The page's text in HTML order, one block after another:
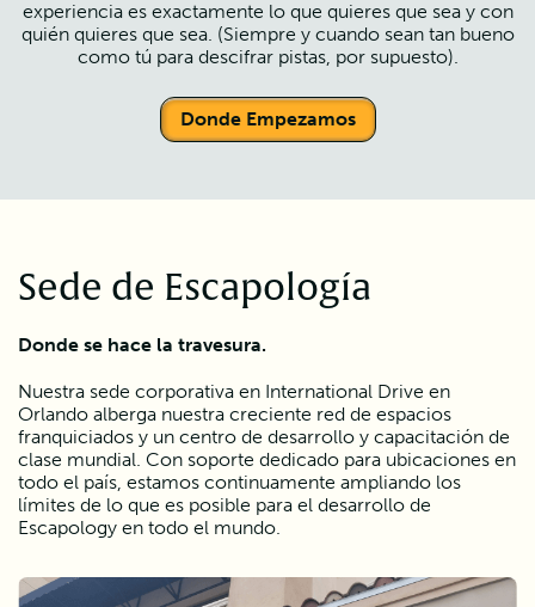
experiencia es exactamente lo que quieres que sea y con
quién quieres que sea. (Siempre y cuando sean tan bueno
como tú para descifrar pistas, por supuesto).
Donde Empezamos
Sede de Escapología
Donde se hace la travesura.
Nuestra sede corporativa en International Drive en
Orlando alberga nuestra creciente red de espacios
franquiciados y un centro de desarrollo y capacitación de
clase mundial. Con soporte dedicado para ubicaciones en
todo el país, estamos continuamente ampliando los
límites de lo que es posible para el desarrollo de
Escapology en todo el mundo.